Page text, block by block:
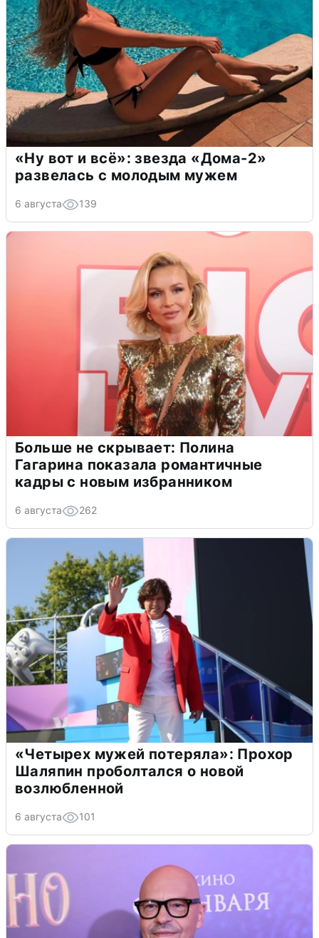
«Ну вот и всё»: звезда «Дома-2»
развелась с молодым мужем
6 августа 139
Больше не скрывает: Полина
Гагарина показала романтичные
кадры с новым избранником
6 августа 262
«Четырех мужей потеряла»: Прохор
Шаляпин проболтался о новой
возлюбленной
6 августа 101